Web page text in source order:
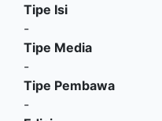
Tipe Isi
-
Tipe Media
-
Tipe Pembawa
-